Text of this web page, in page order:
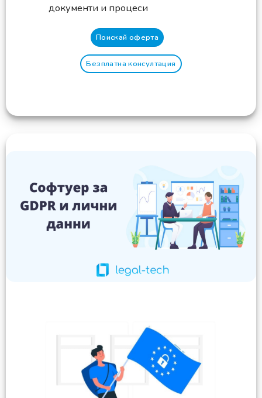
документи и процеси
Поискай оферта
Безплатна консултация